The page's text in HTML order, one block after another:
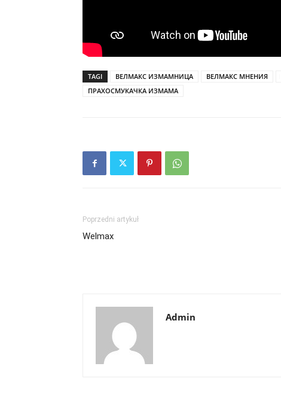
TAGI ВЕЛМАКС ИЗМАМНИЦА ВЕЛМАКС МНЕНИЯ
ПРАХОСМУКАЧКА ИЗМАМА
Poprzedni artykuł
Welmax
Admin